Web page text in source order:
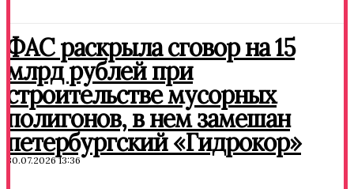
ФАС раскрыла сговор на 15
млрд рублей при
строительстве мусорных
полигонов, в нем замешан
петербургский «Гидрокор»
30.07.2026 13:36